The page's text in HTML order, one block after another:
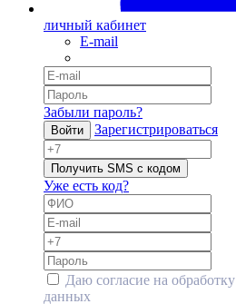
личный кабинет
E-mail
Забыли пароль?
Войти Зарегистрироваться
Получить SMS с кодом
Уже есть код?
Даю согласие на обработку
данных